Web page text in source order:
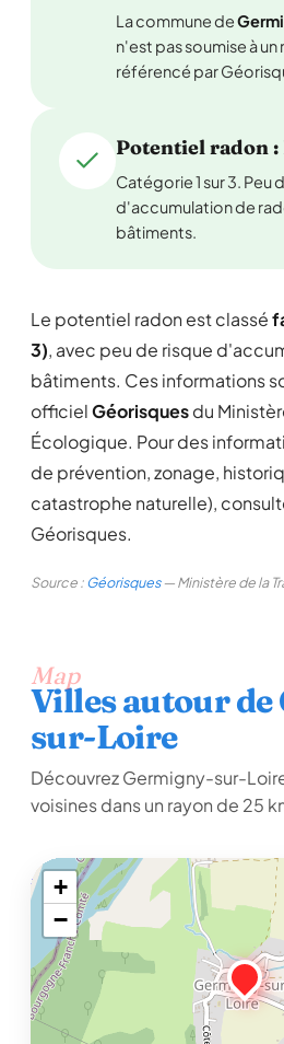
La commune de
n'est pas soumise à
référencé par
Potentiel radon :
Catégorie 1 sur 3. Peu
d'accumulation de
bâtiments.
Le potentiel radon est classé
3), avec peu de risque
bâtiments. Ces informations
officielGéorisquesdu
Écologique. Pour des
de prévention, zonage,
catastrophe naturelle),
Géorisques.
Source :Géorisques— Ministère de la
Map
Villes autour
sur-Loire
Découvrez Germigny-sur-
voisines dans un rayon de 25
+
−